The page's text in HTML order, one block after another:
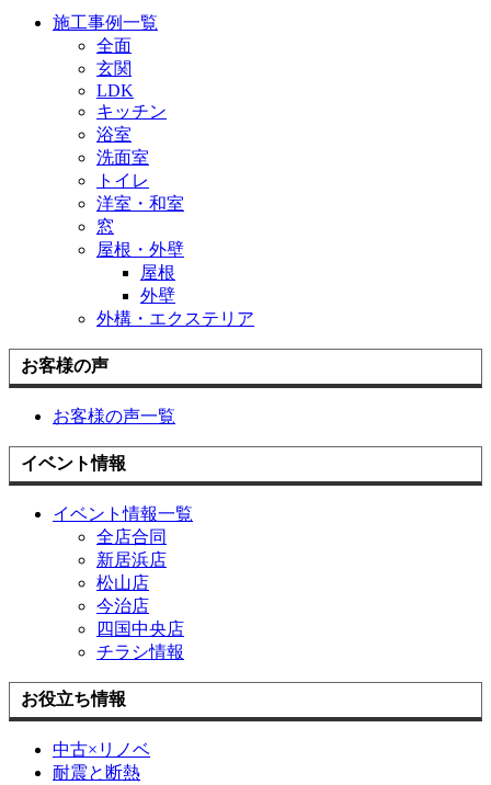
施工事例一覧
全面
玄関
LDK
キッチン
浴室
洗面室
トイレ
洋室・和室
窓
屋根・外壁
屋根
外壁
外構・エクステリア
お客様の声
お客様の声一覧
イベント情報
イベント情報一覧
全店合同
新居浜店
松山店
今治店
四国中央店
チラシ情報
お役立ち情報
中古×リノベ
耐震と断熱